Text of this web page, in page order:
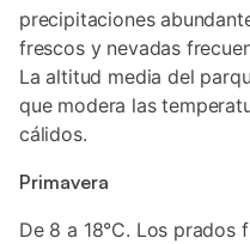
precipitaciones
frescos y nevadas
La altitud media del
que modera las
cálidos.
Primavera
De 8 a 18°C. Los prados